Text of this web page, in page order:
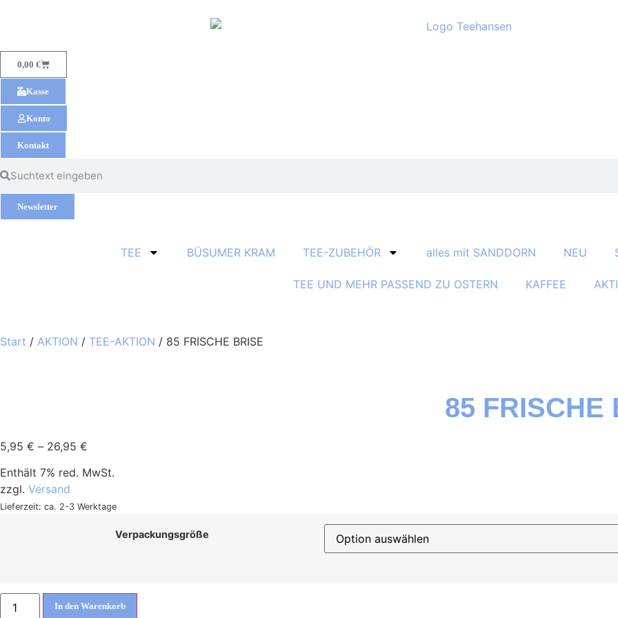
0,00 €
Kasse
Konto
Kontakt
Newsletter
TEE BÜSUMER KRAM TEE-ZUBEHÖR alles mit SANDDORN NEU
TEE UND MEHR PASSEND ZU OSTERN KAFFEE
Start / AKTION / TEE-AKTION / 85 FRISCHE BRISE
85 FRISCHE
5,95 € – 26,95 €
Enthält 7% red. MwSt.
zzgl. Versand
Lieferzeit: ca. 2-3 Werktage
Verpackungsgröße
In den Warenkorb